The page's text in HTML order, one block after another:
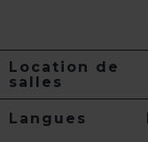
Location de
salles
Langues